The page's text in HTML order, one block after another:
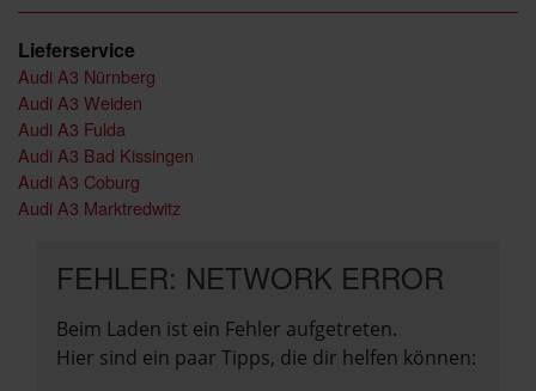
Lieferservice
Audi A3 Nürnberg
Audi A3 Weiden
Audi A3 Fulda
Audi A3 Bad Kissingen
Audi A3 Coburg
Audi A3 Marktredwitz
FEHLER: NETWORK ERROR
Beim Laden ist ein Fehler aufgetreten.
Hier sind ein paar Tipps, die dir helfen können: